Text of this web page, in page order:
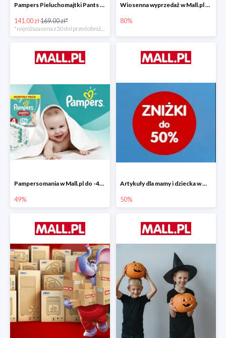
Pampers Pieluchomajtki Pants 4 (9-15 kg) 176 szt. -16%
141.00 zł169.00 zł*
Wiosenna wyprzedaż w Mall.pl do -80%
80%
Pampersomania w Mall.pl do -49%
49%
Artykuły dla mamy i dziecka w Mall.pl do -50%
50%